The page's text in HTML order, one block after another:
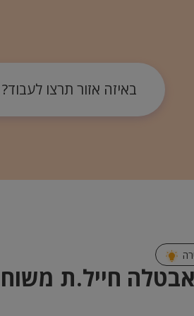
באיזה אזור תרצו לעבוד?
חייל.ת